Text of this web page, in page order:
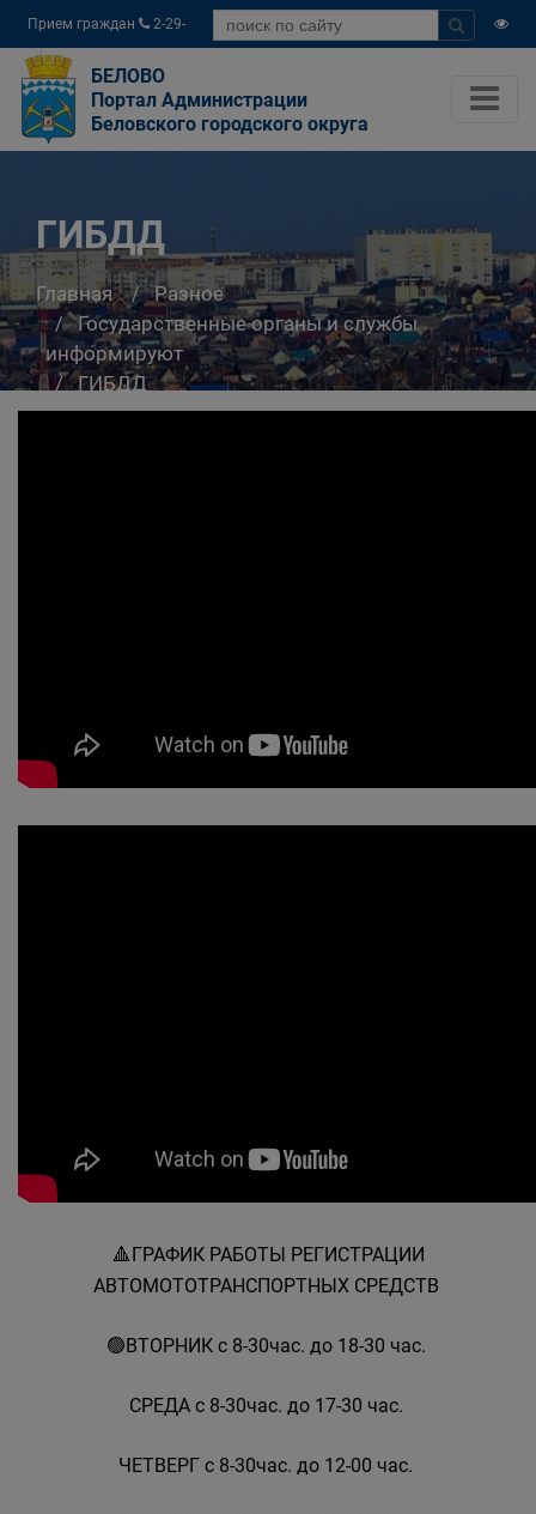
Прием граждан
2-29-
04
БЕЛОВО
Портал Администрации
Беловского городского округа
ГИБДД
Главная
Разное
Государственные органы и службы
информируют
ГИБДД
🔺️ГРАФИК РАБОТЫ РЕГИСТРАЦИИ
АВТОМОТОТРАНСПОРТНЫХ СРЕДСТВ
🟢ВТОРНИК с 8-30час. до 18-30 час.
СРЕДА с 8-30час. до 17-30 час.
ЧЕТВЕРГ с 8-30час. до 12-00 час.